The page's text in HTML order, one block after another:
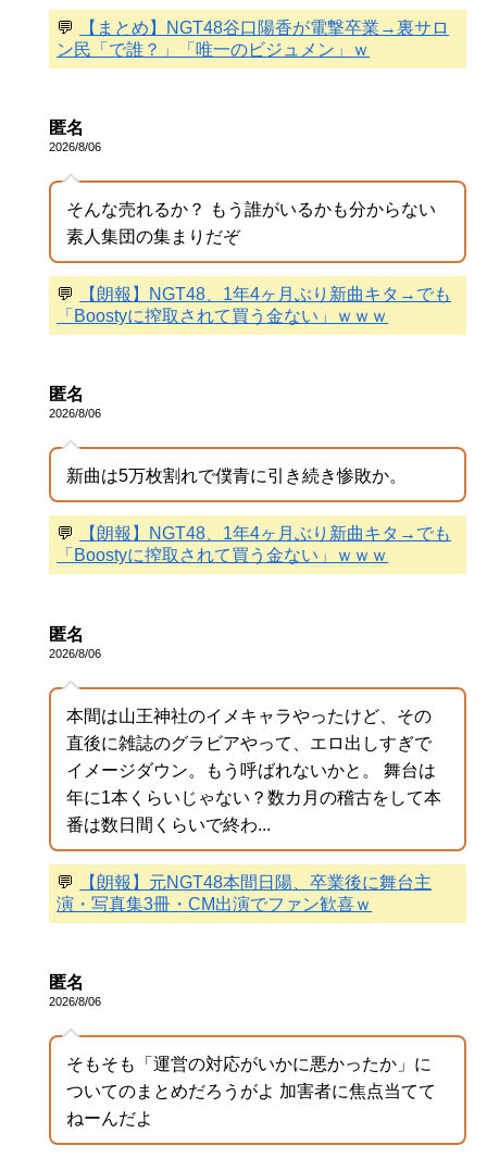
💬
【まとめ】NGT48谷口陽香が電撃卒業→裏サロ
ン民「で誰？」「唯一のビジュメン」ｗ
匿名
2026/8/06
そんな売れるか？ もう誰がいるかも分からない
素人集団の集まりだぞ
💬
【朗報】NGT48、1年4ヶ月ぶり新曲キタ→でも
「Boostyに搾取されて買う金ない」ｗｗｗ
匿名
2026/8/06
新曲は5万枚割れで僕青に引き続き惨敗か。
💬
【朗報】NGT48、1年4ヶ月ぶり新曲キタ→でも
「Boostyに搾取されて買う金ない」ｗｗｗ
匿名
2026/8/06
本間は山王神社のイメキャラやったけど、その
直後に雑誌のグラビアやって、エロ出しすぎで
イメージダウン。もう呼ばれないかと。 舞台は
年に1本くらいじゃない？数カ月の稽古をして本
番は数日間くらいで終わ...
💬
【朗報】元NGT48本間日陽、卒業後に舞台主
演・写真集3冊・CM出演でファン歓喜ｗ
匿名
2026/8/06
そもそも「運営の対応がいかに悪かったか」に
ついてのまとめだろうがよ 加害者に焦点当てて
ねーんだよ